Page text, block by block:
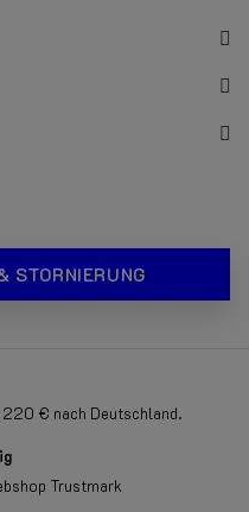
STORNIERUNG
€ nach Deutschland.
Trustmark